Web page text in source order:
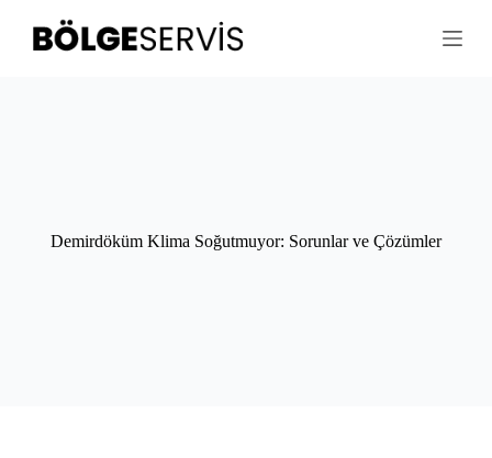
Demirdöküm Klima Soğutmuyor: Sorunlar ve Çözümler